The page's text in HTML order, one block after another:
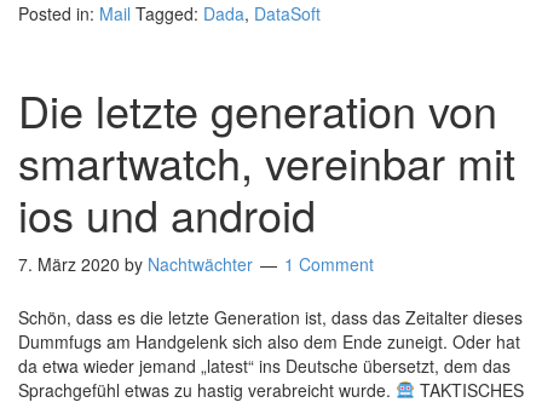
Posted in: Mail Tagged: Dada, DataSoft
Die letzte generation von
smartwatch, vereinbar mit
ios und android
7. März 2020 by Nachtwächter 1 Comment
Schön, dass es die letzte Generation ist, dass das Zeitalter dieses
Dummfugs am Handgelenk sich also dem Ende zuneigt. Oder hat
da etwa wieder jemand „latest“ ins Deutsche übersetzt, dem das
Sprachgefühl etwas zu hastig verabreicht wurde.
TAKTISCHES